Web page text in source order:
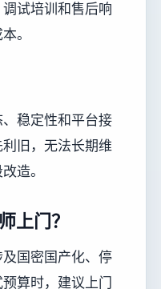
试培训和售后响
。
稳定性和平台接
旧，无法长期维
造。
上门？
国密国产化、停
算时，建议上门